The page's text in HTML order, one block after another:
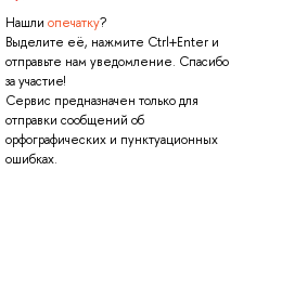
Нашли опечатку?
Выделите её, нажмите Ctrl+Enter и
отправьте нам уведомление. Спасибо
за участие!
Сервис предназначен только для
отправки сообщений об
орфографических и пунктуационных
ошибках.